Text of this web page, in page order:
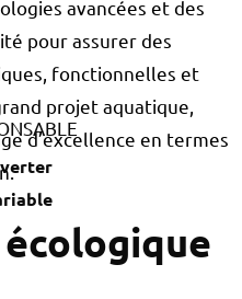
avancées et des
pour assurer des
fonctionnelles et
projet aquatique,
d’excellence en termes